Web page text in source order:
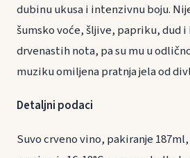
dubinu ukusa i intenzivnu boju.
šumsko voće, šljive, papriku, dud
drvenastih nota, pa su mu u
muziku omiljena pratnja jela od
Detaljni podaci
Suvo crveno vino, pakiranje